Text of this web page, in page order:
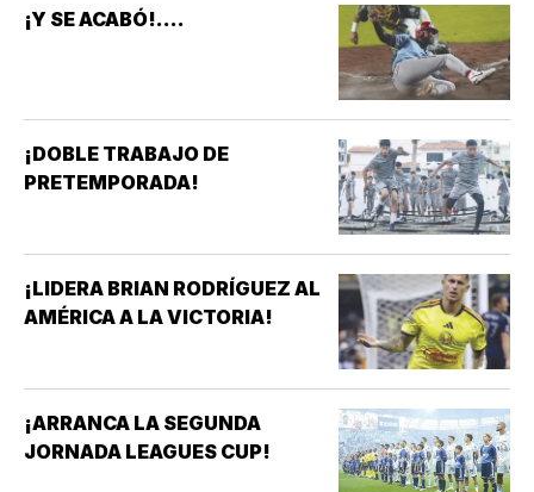
¡Y SE ACABÓ!....
¡DOBLE TRABAJO DE
PRETEMPORADA!
¡LIDERA BRIAN RODRÍGUEZ AL
AMÉRICA A LA VICTORIA!
¡ARRANCA LA SEGUNDA
JORNADA LEAGUES CUP!